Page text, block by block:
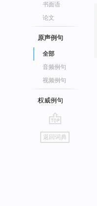
书面语
论文
原声例句
全部
音频例句
视频例句
权威例句
go
top
返回词典